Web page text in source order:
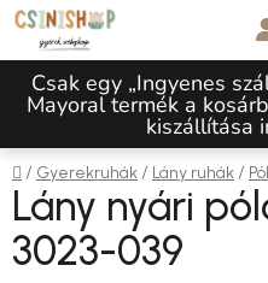
Ugrás a fő tartalomhoz
Csak egy „Ingyenes
Mayoral termék a
kiszállítása
Kezdőlap
/ Gyerekruhák / Lány ruhák /
Lány nyári
3023-039